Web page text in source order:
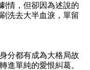
情，但卻因為述說的
洗去大半血淚，單留
分都有成為大格局故
進單純的愛恨糾葛。